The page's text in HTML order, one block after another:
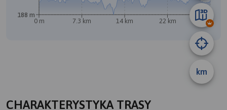
km
0 m 7.3 km 14 km 22 km 29 km
188 m
CHARAKTERYSTYKA TRASY